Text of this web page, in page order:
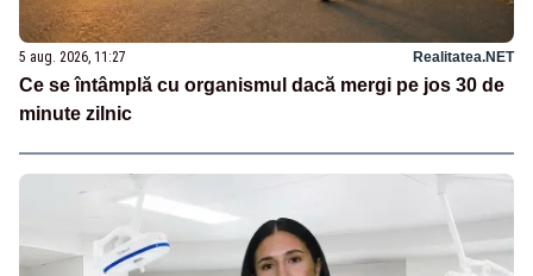
5 aug. 2026, 11:27 Realitatea.NET
Ce se întâmplă cu organismul dacă mergi pe jos 30 de
minute zilnic